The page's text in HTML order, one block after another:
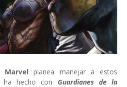
Marvelplanea manejar a estos
ha hecho con Guardianes de la